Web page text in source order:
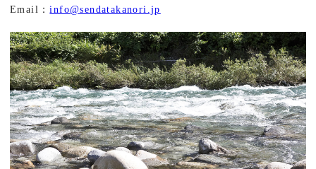
Email：info@sendatakanori.jp